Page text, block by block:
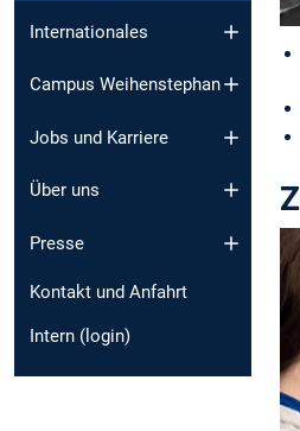
Internationales
Campus Weihenstephan
Jobs und Karriere
Über uns
Presse
Kontakt und Anfahrt
Intern (login)